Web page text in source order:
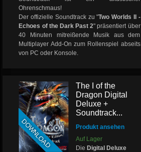
Ohrenschmaus!
Der offizielle Soundtrack zu "Two Worlds II -
Echoes of the Dark Past 2" präsentiert über
40 Minuten mitreißende Musik aus dem
Multiplayer Add-On zum Rollenspiel abseits
von PC oder Konsole.
DOWNLOAD
The I of the
Dragon Digital
Deluxe +
Soundtrack...
Produkt ansehen
Auf Lager
Die Digital Deluxe